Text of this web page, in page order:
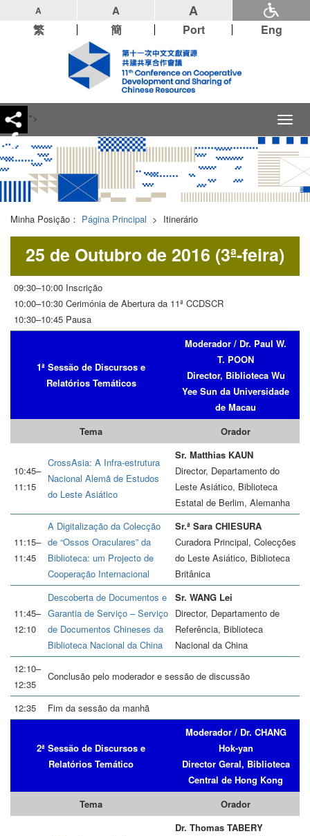
A A A
繁 簡 Port Eng
">
Toggle
Minha Posição： Página Principal > Itinerário
25 de Outubro de 2016 (3ª-feira)
09:30–10:00 Inscrição
10:00–10:30 Cerimónia de Abertura da 11ª CCDSCR
10:30–10:45 Pausa
1ª Sessão de Discursos e
Relatórios Temáticos
Moderador / Dr. Paul W.
T. POON
Director, Biblioteca Wu
Yee Sun da Universidade
de Macau
Tema
Orador
10:45–
11:15
CrossAsia: A Infra-estrutura
Nacional Alemã de Estudos
do Leste Asiático
Sr. Matthias KAUN
Director, Departamento do
Leste Asiático, Biblioteca
Estatal de Berlim, Alemanha
11:15–
11:45
A Digitalização da Colecção
de “Ossos Oraculares” da
Biblioteca: um Projecto de
Cooperação Internacional
Sr.ª Sara CHIESURA
Curadora Principal, Colecções
do Leste Asiático, Biblioteca
Britânica
11:45–
12:10
Descoberta de Documentos e
Garantia de Serviço – Serviço
de Documentos Chineses da
Biblioteca Nacional da China
Sr. WANG Lei
Director, Departamento de
Referência, Biblioteca
Nacional da China
12:10–
12:35
Conclusão pelo moderador e sessão de discussão
12:35 Fim da sessão da manhã
2ª Sessão de Discursos e
Relatórios Temático
Moderador / Dr. CHANG
Hok-yan
Director Geral, Biblioteca
Central de Hong Kong
Tema
Orador
Dr. Thomas TABERY